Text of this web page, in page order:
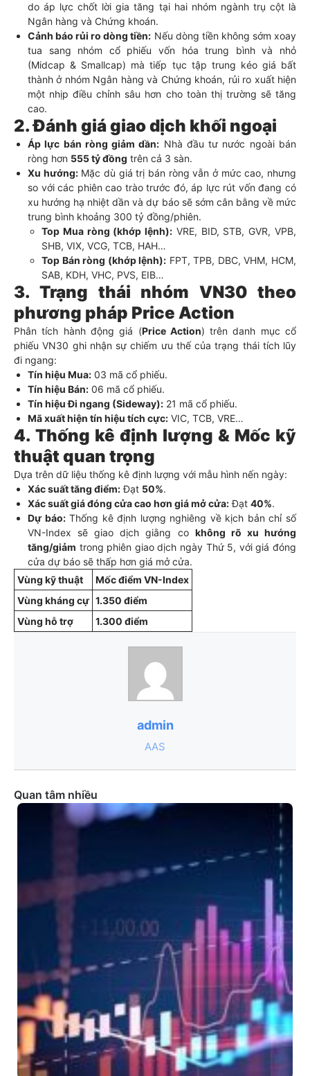
do áp lực chốt lời gia tăng tại hai nhóm ngành trụ cột là
Ngân hàng và Chứng khoán.
Cảnh báo rủi ro dòng tiền: Nếu dòng tiền không sớm xoay
tua sang nhóm cổ phiếu vốn hóa trung bình và nhỏ
(Midcap & Smallcap) mà tiếp tục tập trung kéo giá bất
thành ở nhóm Ngân hàng và Chứng khoán, rủi ro xuất hiện
một nhịp điều chỉnh sâu hơn cho toàn thị trường sẽ tăng
cao.
2. Đánh giá giao dịch khối ngoại
Áp lực bán ròng giảm dần: Nhà đầu tư nước ngoài bán
ròng hơn 555 tỷ đồng trên cả 3 sàn.
Xu hướng:Mặc dù giá trị bán ròng vẫn ở mức cao, nhưng
so với các phiên cao trào trước đó, áp lực rút vốn đang có
xu hướng hạ nhiệt dần và dự báo sẽ sớm cân bằng về mức
trung bình khoảng 300 tỷ đồng/phiên.
Top Mua ròng (khớp lệnh): VRE, BID, STB, GVR, VPB,
SHB, VIX, VCG, TCB, HAH…
Top Bán ròng (khớp lệnh): FPT, TPB, DBC, VHM, HCM,
SAB, KDH, VHC, PVS, EIB…
3. Trạng thái nhóm VN30 theo
phương pháp Price Action
Phân tích hành động giá (Price Action) trên danh mục cổ
phiếu VN30 ghi nhận sự chiếm ưu thế của trạng thái tích lũy
đi ngang:
Tín hiệu Mua: 03 mã cổ phiếu.
Tín hiệu Bán: 06 mã cổ phiếu.
Tín hiệu Đi ngang (Sideway): 21 mã cổ phiếu.
Mã xuất hiện tín hiệu tích cực: VIC, TCB, VRE…
4. Thống kê định lượng & Mốc kỹ
thuật quan trọng
Dựa trên dữ liệu thống kê định lượng với mẫu hình nến ngày:
Xác suất tăng điểm:Đạt 50%.
Xác suất giá đóng cửa cao hơn giá mở cửa:Đạt 40%.
Dự báo:Thống kê định lượng nghiêng về kịch bản chỉ số
VN-Index sẽ giao dịch giằng co không rõ xu hướng
tăng/giảm trong phiên giao dịch ngày Thứ 5, với giá đóng
cửa dự báo sẽ thấp hơn giá mở cửa.
Vùng kỹ thuật
Mốc điểm VN-Index
Vùng kháng cự 1.350 điểm
Vùng hỗ trợ
1.300 điểm
admin
AAS
Quan tâm nhiều